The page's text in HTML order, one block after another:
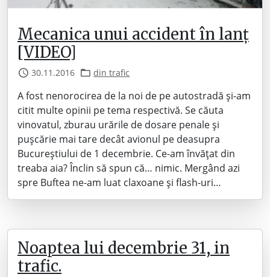
Mecanica unui accident în lanț
[VIDEO]
30.11.2016 din trafic
A fost nenorocirea de la noi de pe autostradă și-am
citit multe opinii pe tema respectivă. Se căuta
vinovatul, zburau urările de dosare penale și
pușcărie mai tare decât avionul pe deasupra
Bucureștiului de 1 decembrie. Ce-am învățat din
treaba aia? Înclin să spun că… nimic. Mergând azi
spre Buftea ne-am luat claxoane și flash-uri…
Noaptea lui decembrie 31, in
trafic.